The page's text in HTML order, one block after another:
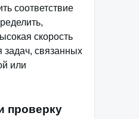
соответствие
скорость
связанных
или
проверку